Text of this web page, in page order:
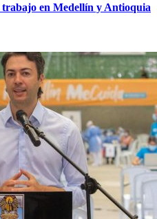
trabajo en Medellín y Antioquia